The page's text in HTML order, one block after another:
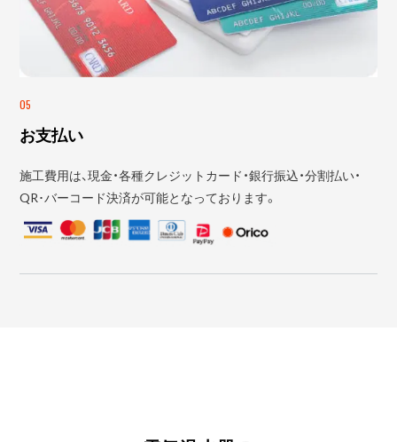
05
お支払い
施工費用は、現金・各種クレジットカード・銀行振込・分割払い・
QR･バーコード決済が可能となっております。